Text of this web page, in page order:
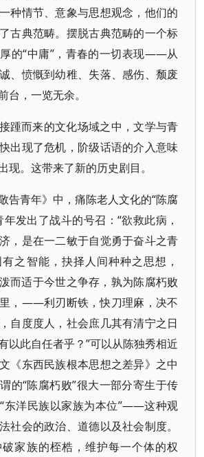
种情节、意象与思想观念，他们的
古典范畴。摆脱古典范畴的一个标
的“中庸”，青春的一切表现——从
、愤慨到幼稚、失落、感伤、颓废
，一览无余。
踵而来的文化场域之中，文学与青
出现了危机，阶级话语的介入意味
现。这带来了新的历史剧目。
告青年》中，痛陈老人文化的“陈腐
发出了战斗的号召：“欲救此病，
，是在一二敏于自觉勇于奋斗之青
之智能，抉择人间种种之思想，
适于今世之争存，孰为陈腐朽败
，——利刃断铁，快刀理麻，决不
自度度人，社会庶几其有清宁之日
以此自任者乎？”可以从陈独秀相近
《东西民族根本思想之差异》之中
的“陈腐朽败”很大一部分寄生于传
东洋民族以家族为本位”——这种观
社会的政治、道德以及社会制度。
家族的桎梏，维护每一个体的权